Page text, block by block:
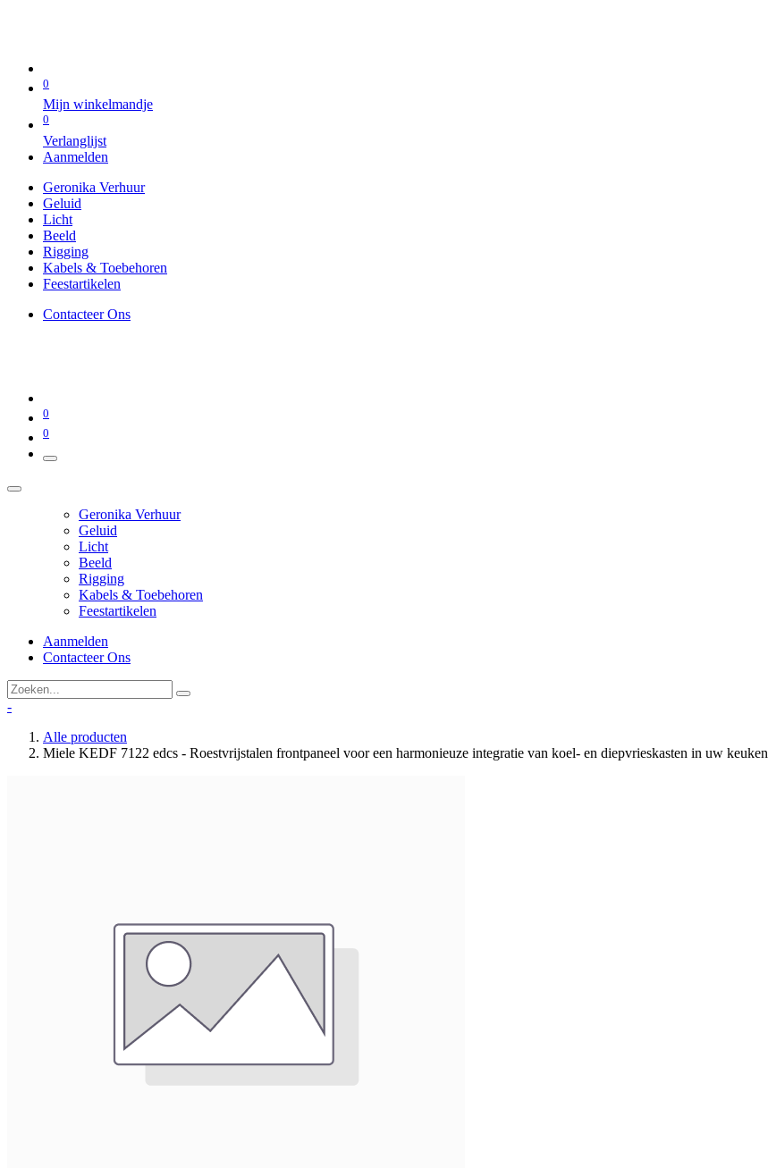
0
Mijn winkelmandje
0
Verlanglijst
Aanmelden
Geronika Verhuur
Geluid
Licht
Beeld
Rigging
Kabels & Toebehoren
Feestartikelen
Contacteer Ons
0
0
Geronika Verhuur
Geluid
Licht
Beeld
Rigging
Kabels & Toebehoren
Feestartikelen
Aanmelden
Contacteer Ons
-
Alle producten
Miele KEDF 7122 edcs - Roestvrijstalen frontpaneel voor een harmonieuze integratie van koel- en diepvrieskasten in uw keuken